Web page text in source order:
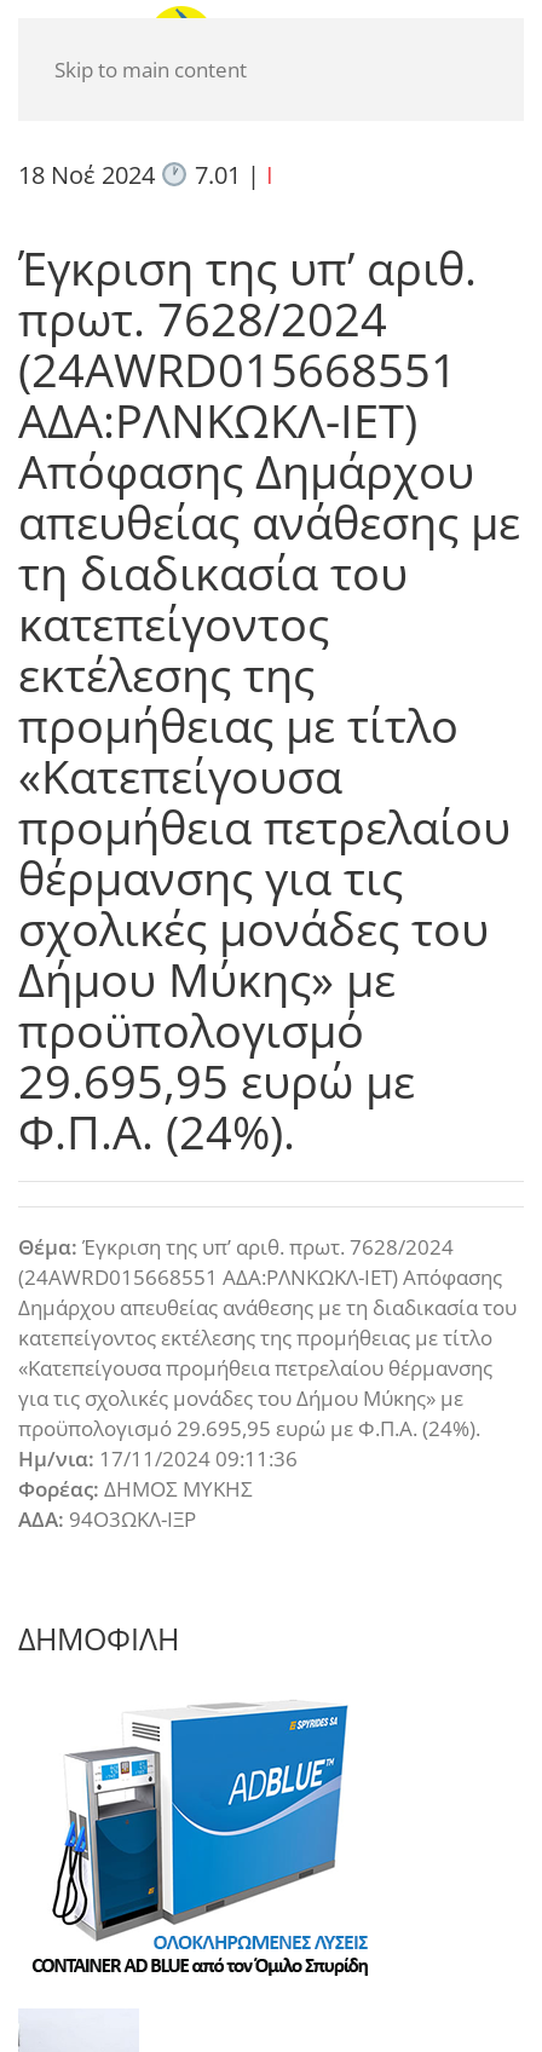
Skip to main content
18 Νοέ 2024 7.01 | I
Έγκριση της υπ’ αριθ.
πρωτ. 7628/2024
(24AWRD015668551
ΑΔΑ:ΡΛΝΚΩΚΛ-ΙΕΤ)
Απόφασης Δημάρχου
απευθείας ανάθεσης με
τη διαδικασία του
κατεπείγοντος
εκτέλεσης της
προμήθειας με τίτλο
«Κατεπείγουσα
προμήθεια πετρελαίου
θέρμανσης για τις
σχολικές μονάδες του
Δήμου Μύκης» με
προϋπολογισμό
29.695,95 ευρώ με
Φ.Π.Α. (24%).
Θέμα: Έγκριση της υπ’ αριθ. πρωτ. 7628/2024
(24AWRD015668551 ΑΔΑ:ΡΛΝΚΩΚΛ-ΙΕΤ) Απόφασης
Δημάρχου απευθείας ανάθεσης με τη διαδικασία του
κατεπείγοντος εκτέλεσης της προμήθειας με τίτλο
«Κατεπείγουσα προμήθεια πετρελαίου θέρμανσης
για τις σχολικές μονάδες του Δήμου Μύκης» με
προϋπολογισμό 29.695,95 ευρώ με Φ.Π.Α. (24%).
Ημ/νια: 17/11/2024 09:11:36
Φορέας: ΔΗΜΟΣ ΜΥΚΗΣ
ΑΔΑ: 94Ο3ΩΚΛ-ΙΞΡ
ΔΗΜΟΦΙΛΗ